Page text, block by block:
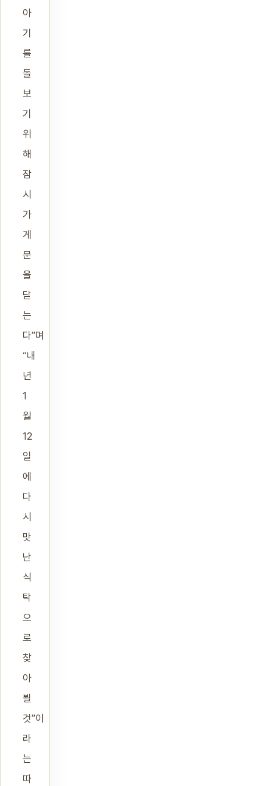
아
기
를
돌
보
기
위
해
잠
시
가
게
문
을
닫
는
다”며
“내
년
1
월
12
일
에
다
시
맛
난
식
탁
으
로
찾
아
뵐
것”이
라
는
따